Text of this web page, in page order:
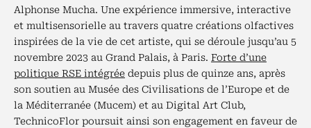
Alphonse Mucha. Une expérience immersive, interactive
et multisensorielle au travers quatre créations olfactives
inspirées de la vie de cet artiste, qui se déroule jusqu’au 5
novembre 2023 au Grand Palais, à Paris. Forte d’une
politique RSE intégrée depuis plus de quinze ans, après
son soutien au Musée des Civilisations de l’Europe et de
la Méditerranée (Mucem) et au Digital Art Club,
TechnicoFlor poursuit ainsi son engagement en faveur de